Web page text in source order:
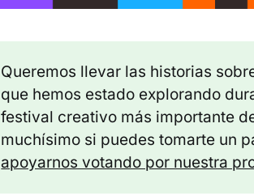
Queremos llevar las historias
que hemos estado explorando
festival creativo más importante
muchísimo si puedes tomarte un
apoyarnos votando por nuestra